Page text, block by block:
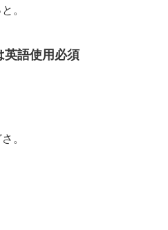
。
英語使用必須
。